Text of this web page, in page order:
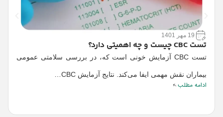
19 مهر 1401
تست CBC چیست و چه اهمیتی دارد؟
تست CBC آزمایش خونی است که، در بررسی سلامتی عمومی
بیماران نقش مهمی ایفا می‌کند. نتایج آزمایش CBC…
ادامه مطلب